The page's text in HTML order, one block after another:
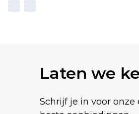
Laten we
Schrijf je in voor